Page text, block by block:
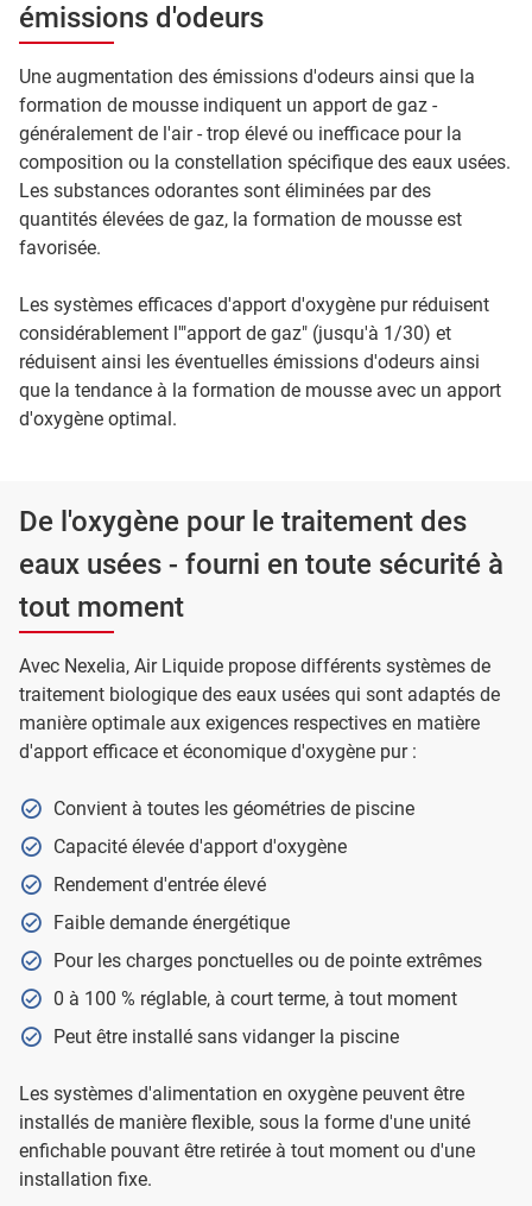
émissions d'odeurs
Une augmentation des émissions d'odeurs ainsi que la
formation de mousse indiquent un apport de gaz -
généralement de l'air - trop élevé ou inefficace pour la
composition ou la constellation spécifique des eaux usées.
Les substances odorantes sont éliminées par des
quantités élevées de gaz, la formation de mousse est
favorisée.
Les systèmes efficaces d'apport d'oxygène pur réduisent
considérablement l'"apport de gaz" (jusqu'à 1/30) et
réduisent ainsi les éventuelles émissions d'odeurs ainsi
que la tendance à la formation de mousse avec un apport
d'oxygène optimal.
De l'oxygène pour le traitement des
eaux usées - fourni en toute sécurité à
tout moment
Avec Nexelia, Air Liquide propose différents systèmes de
traitement biologique des eaux usées qui sont adaptés de
manière optimale aux exigences respectives en matière
d'apport efficace et économique d'oxygène pur :
Convient à toutes les géométries de piscine
Capacité élevée d'apport d'oxygène
Rendement d'entrée élevé
Faible demande énergétique
Pour les charges ponctuelles ou de pointe extrêmes
0 à 100 % réglable, à court terme, à tout moment
Peut être installé sans vidanger la piscine
Les systèmes d'alimentation en oxygène peuvent être
installés de manière flexible, sous la forme d'une unité
enfichable pouvant être retirée à tout moment ou d'une
installation fixe.